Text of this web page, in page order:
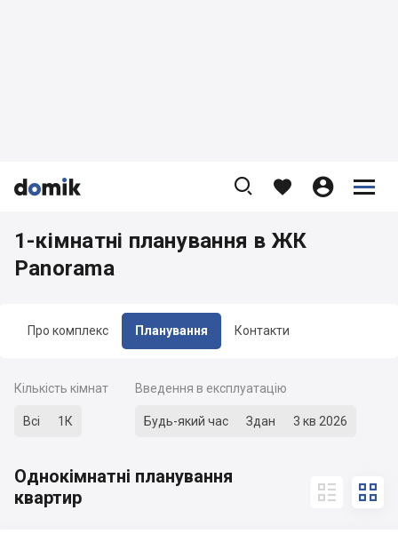


    


Про комплекс Планування Контакти
1-кімнатні планування в ЖК
Panorama
Кількість кімнат
Всі 1К
Введення в експлуатацію
Будь-який час Здан 3 кв 2026
Однокімнатні планування
квартир
 